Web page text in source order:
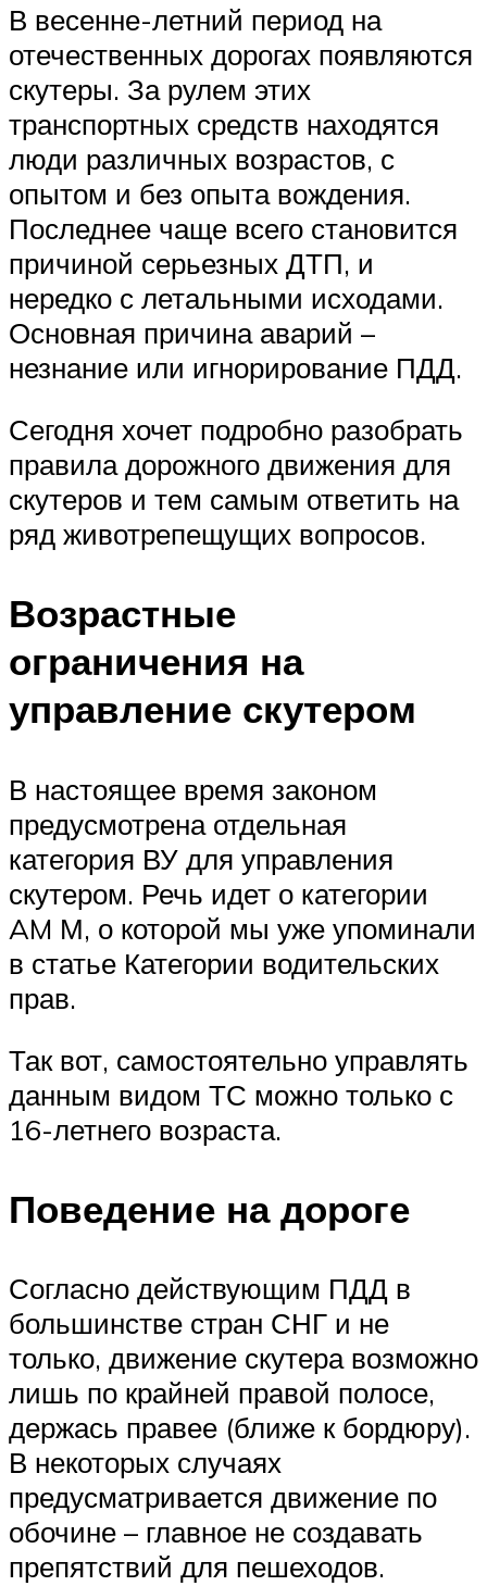
В весенне-летний период на
отечественных дорогах появляются
скутеры. За рулем этих
транспортных средств находятся
люди различных возрастов, с
опытом и без опыта вождения.
Последнее чаще всего становится
причиной серьезных ДТП, и
нередко с летальными исходами.
Основная причина аварий –
незнание или игнорирование ПДД.
Сегодня хочет подробно разобрать
правила дорожного движения для
скутеров и тем самым ответить на
ряд животрепещущих вопросов.
Возрастные
ограничения на
управление скутером
В настоящее время законом
предусмотрена отдельная
категория ВУ для управления
скутером. Речь идет о категории
AM М, о которой мы уже упоминали
в статье Категории водительских
прав.
Так вот, самостоятельно управлять
данным видом ТС можно только с
16-летнего возраста.
Поведение на дороге
Согласно действующим ПДД в
большинстве стран СНГ и не
только, движение скутера возможно
лишь по крайней правой полосе,
держась правее (ближе к бордюру).
В некоторых случаях
предусматривается движение по
обочине – главное не создавать
препятствий для пешеходов.